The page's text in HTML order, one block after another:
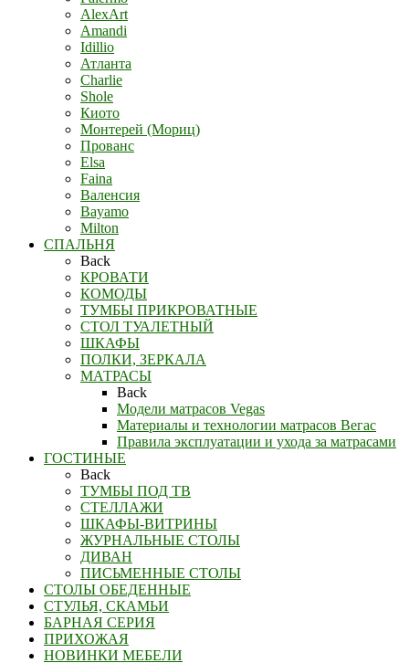
AlexArt
Amandi
Idillio
Атланта
Charlie
Shole
Киото
Монтерей (Мориц)
Прованс
Elsa
Faina
Валенсия
Bayamo
Milton
СПАЛЬНЯ
Back
КРОВАТИ
КОМОДЫ
ТУМБЫ ПРИКРОВАТНЫЕ
СТОЛ ТУАЛЕТНЫЙ
ШКАФЫ
ПОЛКИ, ЗЕРКАЛА
МАТРАСЫ
Back
Модели матрасов Vegas
Материалы и технологии матрасов Вегас
Правила эксплуатации и ухода за матрасами
ГОСТИНЫЕ
Back
ТУМБЫ ПОД ТВ
СТЕЛЛАЖИ
ШКАФЫ-ВИТРИНЫ
ЖУРНАЛЬНЫЕ СТОЛЫ
ДИВАН
ПИСЬМЕННЫЕ СТОЛЫ
СТОЛЫ ОБЕДЕННЫЕ
СТУЛЬЯ, СКАМЬИ
БАРНАЯ СЕРИЯ
ПРИХОЖАЯ
НОВИНКИ МЕБЕЛИ